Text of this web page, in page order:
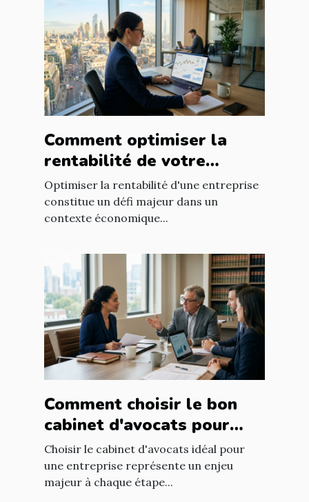
Comment optimiser la
rentabilité de votre
entreprise avec des
stratégies efficaces ?
Optimiser la rentabilité d'une entreprise
constitue un défi majeur dans un
contexte économique...
Comment choisir le bon
cabinet d'avocats pour
votre entreprise ?
Choisir le cabinet d'avocats idéal pour
une entreprise représente un enjeu
majeur à chaque étape...